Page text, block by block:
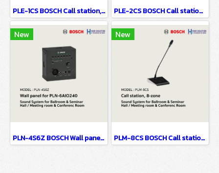
PLE-1CS BOSCH Call station, all-call / Sound System for Ballroom & Seminar Hall / Meeting room & Conference Room PLE-2CS BOSCH Call station, 2-zone / Sound System for Ballroom & Seminar Hall / Meeting room & Conference Room
New
PLN-4S6Z BOSCH Wall panel for PLN-6AIO240 / Sound System for Ballroom & Seminar Hall / Meeting room & Conference Room
New
PLM-8CS BOSCH Call station, 8-zone / Sound System for Ballroom & Seminar Hall / Meeting room & Conference Room